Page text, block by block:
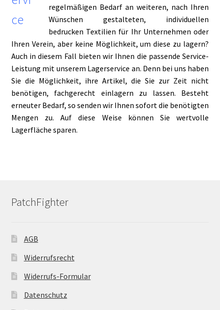
regelmäßigen Bedarf an weiteren, nach Ihren
Wünschen gestalteten, individuellen
bedrucken Textilien für Ihr Unternehmen oder
Ihren Verein, aber keine Möglichkeit, um diese zu lagern?
Auch in diesem Fall bieten wir Ihnen die passende Service-
Leistung mit unserem Lagerservice an. Denn bei uns haben
Sie die Möglichkeit, ihre Artikel, die Sie zur Zeit nicht
benötigen, fachgerecht einlagern zu lassen. Besteht
erneuter Bedarf, so senden wir Ihnen sofort die benötigten
Mengen zu. Auf diese Weise können Sie wertvolle
Lagerfläche sparen.
PatchFighter
AGB
Widerrufsrecht
Widerrufs-Formular
Datenschutz